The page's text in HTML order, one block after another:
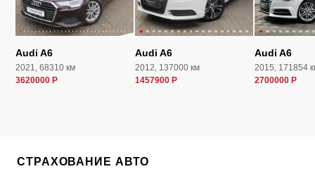
Audi A6
2021, 68310 км
3620000 Р
Audi A6
2012, 137000 км
1457900 Р
Audi A6
2015, 171854
2700000 Р
СТРАХОВАНИЕ АВТО